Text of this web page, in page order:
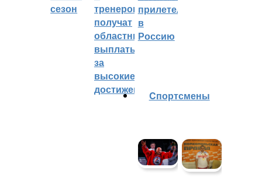
сезон
тренеров
получат
областные
выплаты
за
высокие
достижения
прилетел
в
Россию
Cпортсмены